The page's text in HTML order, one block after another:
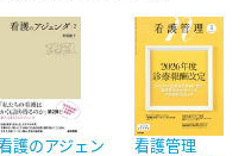
護のアジェン
看護管理